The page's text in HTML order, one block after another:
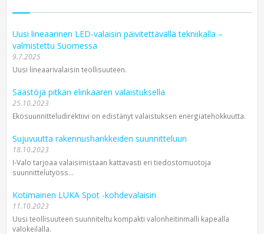
Uusi lineaarinen LED-valaisin päivitettävällä tekniikalla –
valmistettu Suomessa
9.7.2025
Uusi lineaarivalaisin teollisuuteen.
Säästöjä pitkän elinkaaren valaistuksella
25.10.2023
Ekosuunnitteludirektiivi on edistänyt valaistuksen energiatehokkuutta.
Sujuvuutta rakennushankkeiden suunnitteluun
18.10.2023
I-Valo tarjoaa valaisimistaan kattavasti eri tiedostomuotoja
suunnittelutyöss...
Kotimainen LUKA Spot -kohdevalaisin
11.10.2023
Uusi teollisuuteen suunniteltu kompakti valonheitinmalli kapealla
valokeilalla.